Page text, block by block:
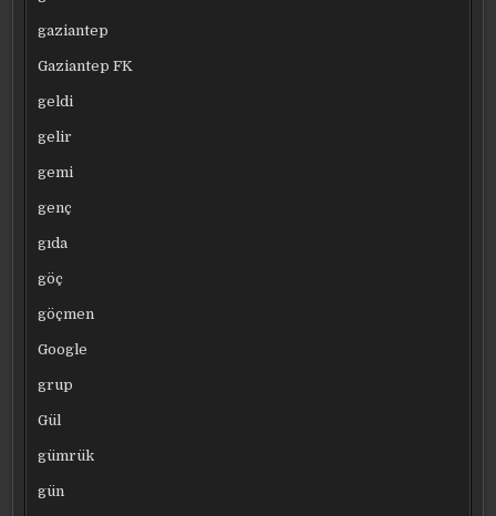
gaziantep
Gaziantep FK
geldi
gelir
gemi
genç
gıda
göç
göçmen
Google
grup
Gül
gümrük
gün